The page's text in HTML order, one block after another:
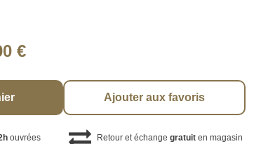
€
Ajouter aux favoris
ouvrées Retour et échange gratuiten magasin